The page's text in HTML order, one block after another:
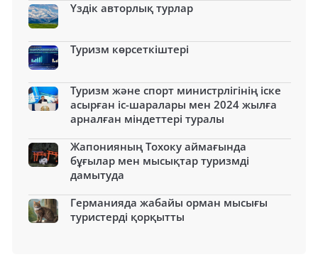
Үздік авторлық турлар
Туризм көрсеткіштері
Туризм және спорт министрлігінің іске
асырған іс-шаралары мен 2024 жылға
арналған міндеттері туралы
Жапонияның Тохоку аймағында
бұғылар мен мысықтар туризмді
дамытуда
Германияда жабайы орман мысығы
туристерді қорқытты